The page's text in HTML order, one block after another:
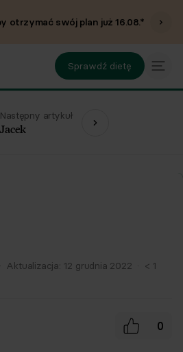
otrzymać swój plan już16.08.*
Sprawdź dietę
Następny artykuł
Jacek
· Aktualizacja: 12 grudnia 2022 · < 1
0